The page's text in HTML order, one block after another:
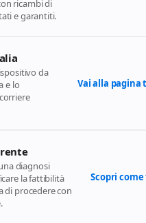
ricambi di
e garantiti.
da
e lo
Vai alla pagina
diagnosi
la fattibilità
di procedere con
Scopri